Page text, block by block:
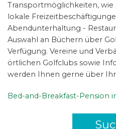
Transportmöglichkeiten, wie
lokale
Abendunterhaltung -
Auswahl an Büchern über
Verfügung. Vereine und
örtlichen Golfclubs sowie
werden Ihnen gerne über
Bed-and-Breakfast-Pension